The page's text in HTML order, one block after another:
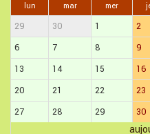
lun mar mer
29 30 1 2
6
7 8 9
13
14 15 16
20
21 22 23
27
28 29 30